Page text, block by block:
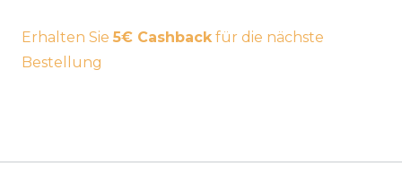
Erhalten Sie 5€ Cashback für die nächste
Bestellung